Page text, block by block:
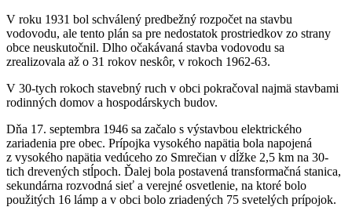
V roku 1931 bol schválený predbežný rozpočet na stavbu
vodovodu, ale tento plán sa pre nedostatok prostriedkov zo strany
obce neuskutočnil. Dlho očakávaná stavba vodovodu sa
zrealizovala až o 31 rokov neskôr, v rokoch 1962-63.
V 30-tych rokoch stavebný ruch v obci pokračoval najmä stavbami
rodinných domov a hospodárskych budov.
Dňa 17. septembra 1946 sa začalo s výstavbou elektrického
zariadenia pre obec. Prípojka vysokého napätia bola napojená
z vysokého napätia vedúceho zo Smrečian v dĺžke 2,5 km na 30-
tich drevených stĺpoch. Ďalej bola postavená transformačná stanica,
sekundárna rozvodná sieť a verejné osvetlenie, na ktoré bolo
použitých 16 lámp a v obci bolo zriadených 75 svetelých prípojok.